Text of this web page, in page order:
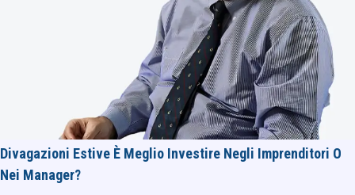
Divagazioni Estive È Meglio Investire Negli Imprenditori O
Nei Manager?